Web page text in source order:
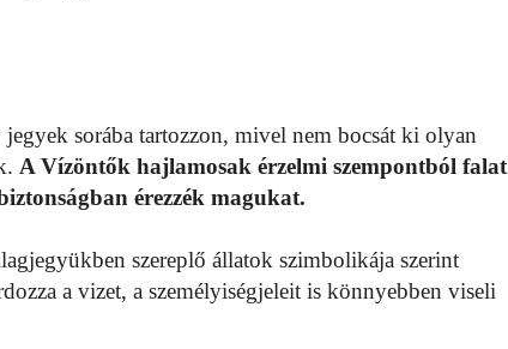
sorába tartozzon, mivel nem bocsát ki olyan
A Vízöntők hajlamosak érzelmi szempontból falat
érezzék magukat.
szereplő állatok szimbolikája szerint
a vizet, a személyiségjeleit is könnyebben viseli